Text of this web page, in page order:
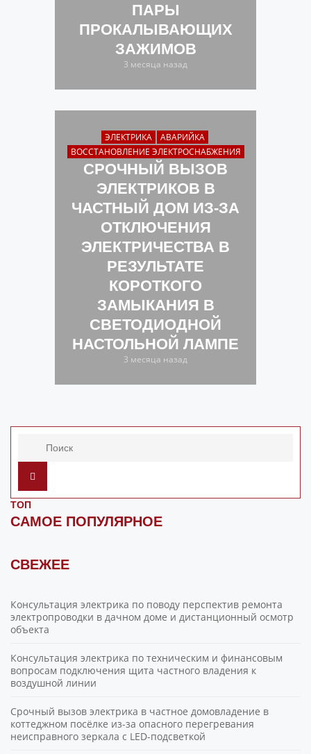
ПАРЫ
ПРОКАЛЫВАЮЩИХ
ЗАЖИМОВ
3 месяца назад
ЭЛЕКТРИКА
АВАРИЙКА
ВОССТАНОВЛЕНИЕ ЭЛЕКТРОСНАБЖЕНИЯ
СРОЧНЫЙ ВЫЗОВ
ЭЛЕКТРИКОВ В
ЧАСТНЫЙ ДОМ ИЗ-ЗА
ОТКЛЮЧЕНИЯ
ЭЛЕКТРИЧЕСТВА В
РЕЗУЛЬТАТЕ
КОРОТКОГО
ЗАМЫКАНИЯ В
СВЕТОДИОДНОЙ
НАСТОЛЬНОЙ ЛАМПЕ
3 месяца назад
ТОП
САМОЕ ПОПУЛЯРНОЕ
СВЕЖЕЕ
Консультация электрика по поводу перспектив ремонта
электропроводки в дачном доме и дистанционный осмотр
объекта
Консультация электрика по техническим и финансовым
вопросам подключения щита частного владения к
воздушной линии
Срочный вызов электрика в частное домовладение в
коттеджном посёлке из-за опасного перегревания
неисправного зеркала с LED-подсветкой